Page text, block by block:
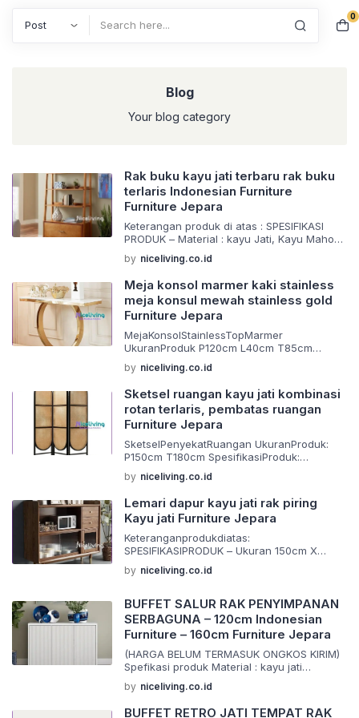
0
Blog
Your blog category
Rak buku kayu jati terbaru rak buku
terlaris Indonesian Furniture
Furniture Jepara
Keterangan produk di atas : SPESIFIKASI
PRODUK – Material : kayu Jati, Kayu Mahoni
natural ,walnut dan duco atau sesuai yang
anda inginkan – Packing : Menggunakan 2
lapis kertas single fish dan kardus tebal
Barang di buat menggunakan material yang
berkualitas dan juga dikerjakan oleh tangan
by niceliving.co.id
Meja konsol marmer kaki stainless
meja konsul mewah stainless gold
Furniture Jepara
MejaKonsolStainlessTopMarmer
UkuranProduk P120cm L40cm T85cm
Finishing:EmasGold
PengerjaanRapih,Awet,Kuat,Kokoh&TahanL
ama
Packingmenggunakankardusyangtebaluntu
kkeamananselamadalampengiriman
BarangYangKamiBuatMenggunakanMaterial
KualitasTerbaik
BarangYangKamiBuatDiKerjakanOlehOrang-
ngPembuatanMebeldanPewarnaanFinishing
BarangYangKamiJualAdalahProdukMebel/F
urnitureKualitasTerbaik Bisa Custom Produk
Ukuran & Warna Harga Lebih Murah Karena
Kami Langsung Pengrajin (Tangan Pertama)
Note:
Garansijikabarangpecahdalamprosespengir
1.NOTABARANG/InvoicesayakirimpakaiJNE/J
&T/Tiki/Pos
2.UntukBARANGakankamikirimmenggunaka
nJasaEkspedisiTrukmaupunpickupdariJepar
ayangsudahsangatterpercayadantelahbeke
rjasamadengankami Catatan:
Hargayangtercantumbelumtermasukongkire
kpedisi,infoongkirekpedisibisachatpelapakt
erlebihdahulu
by niceliving.co.id
Sketsel ruangan kayu jati kombinasi
rotan terlaris, pembatas ruangan
Furniture Jepara
SketselPenyekatRuangan UkuranProduk:
P150cm T180cm SpesifikasiProduk:
PengerjaanRapih,Awet,Kuat,Kokoh&TahanL
Packingmenggunakankardusyangtebaluntu
kkeamananselamadalampengiriman
Keunggulan Produk Kami:
BarangYangKamiBuatMenggunakanMaterial
BarangYangKamiBuatDiKerjakanOlehOrang-
ngPembuatanMebeldanPewarnaanFinishing
BarangYangKamiJualAdalahProdukMebel/F
urnitureKualitasTerbaik Bisa Custom Produk
Ukuran & Warna Harga Lebih Murah Karena
Kami Langsung Pengrajin (Tangan Pertama)
Pengiriman:
1.NOTABARANG/InvoicesayakirimpakaiJNE/J
&T/Tiki/Pos
nJasaEkspedisiTrukmaupunpickupdariJepar
by niceliving.co.id
Lemari dapur kayu jati rak piring
Kayu jati Furniture Jepara
Keteranganprodukdiatas:
SPESIFIKASIPRODUK – Ukuran 150cm X
Finishing:finisingmelamin,natural,walnutdan
Packing:Menggunakan2lapiskertassinglefis
hdankardustebal
Barangdibuatmenggunakanmaterialyangber
kualitasdanjugadikerjakanolehtangantanga
nahliyangsudahberpegalamandalampembu
atanmebeldanpewarnaanfinishing,makadari
yaprodukprodukmebelyangberkualitas
by niceliving.co.id
BUFFET SALUR RAK PENYIMPANAN
SERBAGUNA – 120cm Indonesian
Furniture – 160cm Furniture Jepara
(HARGA BELUM TERMASUK ONGKOS KIRIM)
Spefikasi produk Material : kayu jati
melayani request custom semua jenis
by niceliving.co.id
BUFFET RETRO JATI TEMPAT RAK